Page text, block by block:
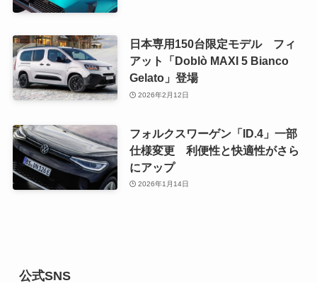
日本専用150台限定モデル フィ
アット「Doblò MAXI 5 Bianco
Gelato」登場
2026年2月12日
フォルクスワーゲン「ID.4」一部
仕様変更 利便性と快適性がさら
にアップ
2026年1月14日
公式SNS